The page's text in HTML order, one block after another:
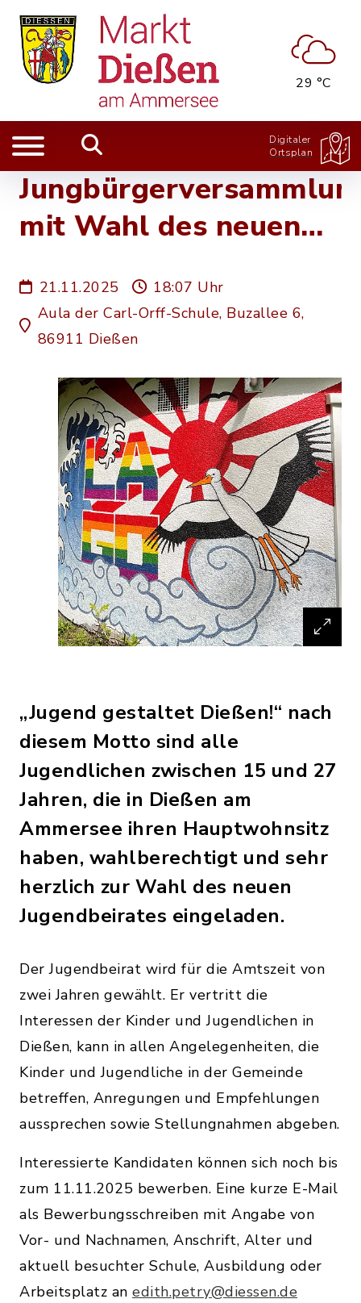
29 °C
Digitaler
Ortsplan
mit Wahl des neuen
21.11.2025
18:07 Uhr
Aula der Carl-Orff-Schule, Buzallee 6,
86911 Dießen
„Jugend gestaltet Dießen!“ nach
diesem Motto sind alle
Jugendlichen zwischen 15 und 27
Jahren, die in Dießen am
Ammersee ihren Hauptwohnsitz
haben, wahlberechtigt und sehr
herzlich zur Wahl des neuen
Jugendbeirates eingeladen.
Der Jugendbeirat wird für die Amtszeit von
zwei Jahren gewählt. Er vertritt die
Interessen der Kinder und Jugendlichen in
Dießen, kann in allen Angelegenheiten, die
Kinder und Jugendliche in der Gemeinde
betreffen, Anregungen und Empfehlungen
aussprechen sowie Stellungnahmen abgeben.
Interessierte Kandidaten können sich noch bis
zum 11.11.2025 bewerben. Eine kurze E-Mail
als Bewerbungsschreiben mit Angabe von
Vor- und Nachnamen, Anschrift, Alter und
aktuell besuchter Schule, Ausbildung oder
Arbeitsplatz an edith.petry@diessen.de